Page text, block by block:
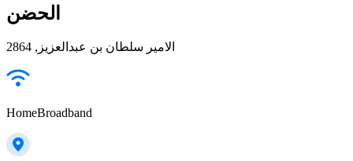
الحضن
الامير سلطان بن عبدالعزيز, 2864
HomeBroadband